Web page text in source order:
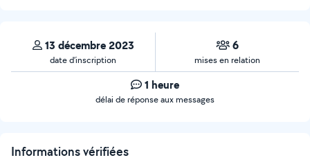
13 décembre 2023
date d’inscription
6
mises en relation
1 heure
délai de réponse aux messages
Informations vérifiées